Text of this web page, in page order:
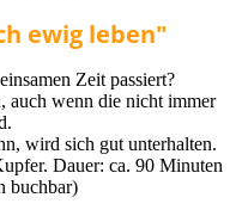
ewig leben"
Zeit passiert?
auch wenn die nicht immer
wird sich gut unterhalten.
Dauer: ca. 90 Minuten
buchbar)